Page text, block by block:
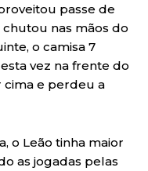
passe de
nas mãos do
o camisa 7
vez na frente do
e perdeu a
o Leão tinha maior
as jogadas pelas